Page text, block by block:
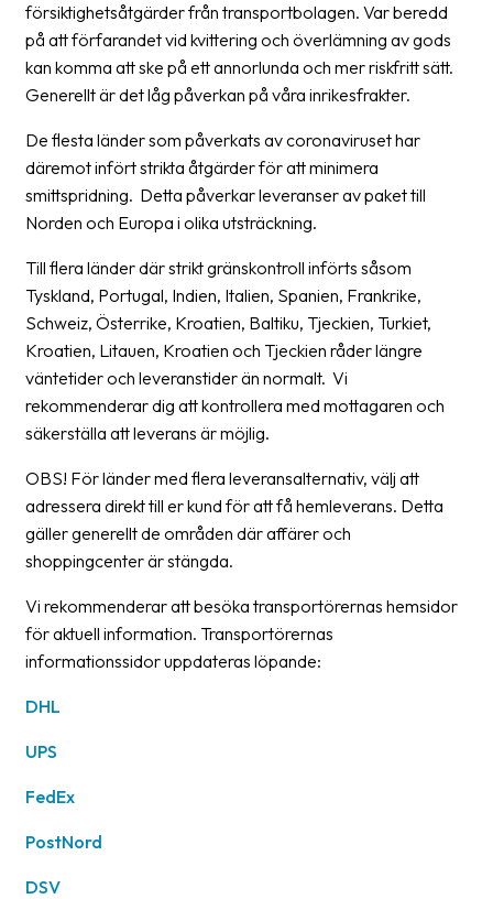
Tulldeklarationer
Leveransvillkor
Manualer
Nedladdningar
Kundtjänst
Om
företaget
Om
Pressrum
Medarbetare
&
karriär
Villkor
Allmänna
försiktighetsåtgärder från transportbolagen. Var beredd
på att förfarandet vid kvittering och överlämning av gods
kan komma att ske på ett annorlunda och mer riskfritt sätt.
Generellt är det låg påverkan på våra inrikesfrakter.
De flesta länder som påverkats av coronaviruset har
däremot infört strikta åtgärder för att minimera
smittspridning. Detta påverkar leveranser av paket till
Norden och Europa i olika utsträckning.
Till flera länder där strikt gränskontroll införts såsom
Tyskland, Portugal, Indien, Italien, Spanien, Frankrike,
Schweiz, Österrike, Kroatien, Baltiku, Tjeckien, Turkiet,
Kroatien, Litauen, Kroatien och Tjeckien råder längre
väntetider och leveranstider än normalt. Vi
rekommenderar dig att kontrollera med mottagaren och
säkerställa att leverans är möjlig.
OBS! För länder med flera leveransalternativ, välj att
adressera direkt till er kund för att få hemleverans. Detta
gäller generellt de områden där affärer och
shoppingcenter är stängda.
Vi rekommenderar att besöka transportörernas hemsidor
för aktuell information. Transportörernas
informationssidor uppdateras löpande:
DHL
UPS
FedEx
PostNord
DSV